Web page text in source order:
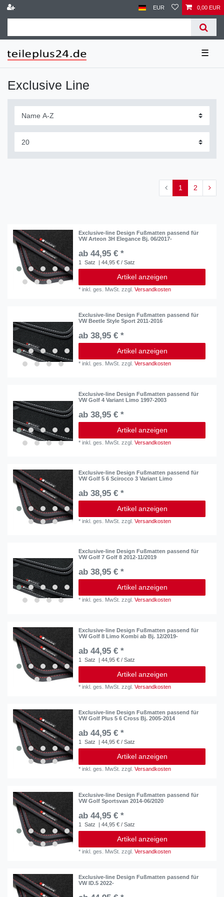
EUR 0,00 EUR
☰
Exclusive Line
1 2
Exclusive-line Design Fußmatten passend für
VW Arteon 3H Elegance Bj. 06/2017-
ab 44,95 € *
1 Satz | 44,95 € / Satz
Artikel anzeigen
*inkl. ges. MwSt. zzgl.Versandkosten
Exclusive-line Design Fußmatten passend für
VW Beetle Style Sport 2011-2016
ab 38,95 € *
Artikel anzeigen
*inkl. ges. MwSt. zzgl.Versandkosten
Exclusive-line Design Fußmatten passend für
VW Golf 4 Variant Limo 1997-2003
ab 38,95 € *
Artikel anzeigen
*inkl. ges. MwSt. zzgl.Versandkosten
Exclusive-line Design Fußmatten passend für
VW Golf 5 6 Scirocco 3 Variant Limo
ab 38,95 € *
Artikel anzeigen
*inkl. ges. MwSt. zzgl.Versandkosten
Exclusive-line Design Fußmatten passend für
VW Golf 7 Golf 8 2012-11/2019
ab 38,95 € *
Artikel anzeigen
*inkl. ges. MwSt. zzgl.Versandkosten
Exclusive-line Design Fußmatten passend für
VW Golf 8 Limo Kombi ab Bj. 12/2019-
ab 44,95 € *
1 Satz | 44,95 € / Satz
Artikel anzeigen
*inkl. ges. MwSt. zzgl.Versandkosten
Exclusive-line Design Fußmatten passend für
VW Golf Plus 5 6 Cross Bj. 2005-2014
ab 44,95 € *
1 Satz | 44,95 € / Satz
Artikel anzeigen
*inkl. ges. MwSt. zzgl.Versandkosten
Exclusive-line Design Fußmatten passend für
VW Golf Sportsvan 2014-06/2020
ab 44,95 € *
1 Satz | 44,95 € / Satz
Artikel anzeigen
*inkl. ges. MwSt. zzgl.Versandkosten
Exclusive-line Design Fußmatten passend für
VW ID.5 2022-